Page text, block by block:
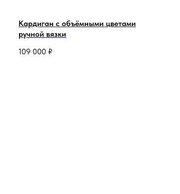
Кардиган с объёмными цветами
ручной вязки
109 000 ₽